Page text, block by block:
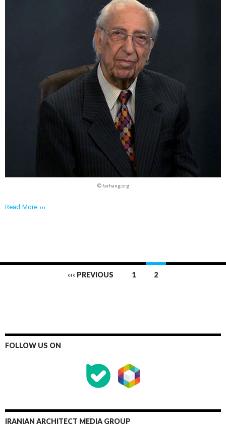
© farhang.org
Read More ›››
‹‹‹ PREVIOUS 1 2
FOLLOW US ON
IRANIAN ARCHITECT MEDIA GROUP